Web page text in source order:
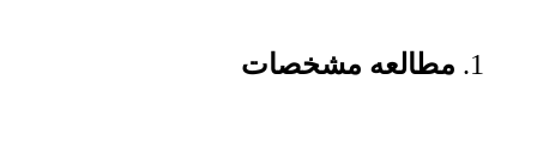
مطالعه مشخصات